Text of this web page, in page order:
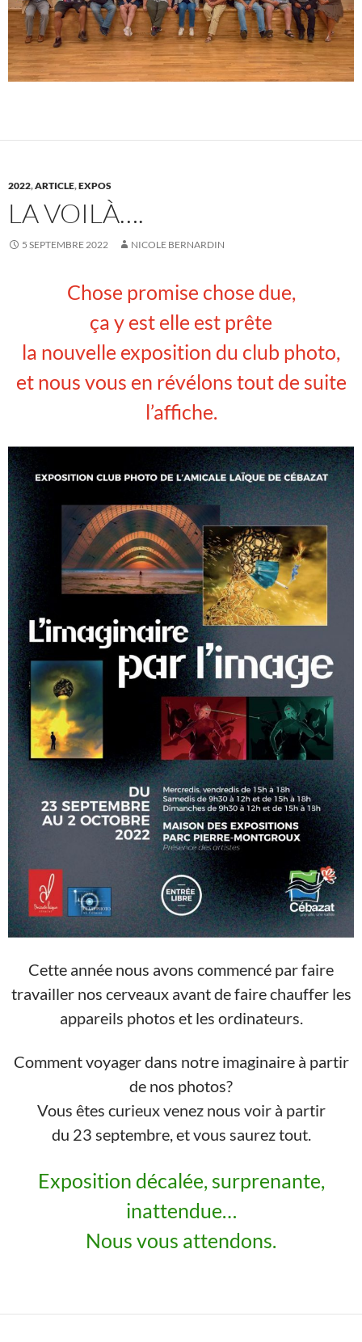
2022,ARTICLE,EXPOS
LA VOILÀ….
5 SEPTEMBRE 2022 NICOLE BERNARDIN
Chose promise chose due,
ça y est elle est prête
la nouvelle exposition du club photo,
et nous vous en révélons tout de suite
l’affiche.
Cette année nous avons commencé par faire
travailler nos cerveaux avant de faire chauffer les
appareils photos et les ordinateurs.
Comment voyager dans notre imaginaire à partir
de nos photos?
Vous êtes curieux venez nous voir à partir
du 23 septembre, et vous saurez tout.
Exposition décalée, surprenante,
inattendue…
Nous vous attendons.